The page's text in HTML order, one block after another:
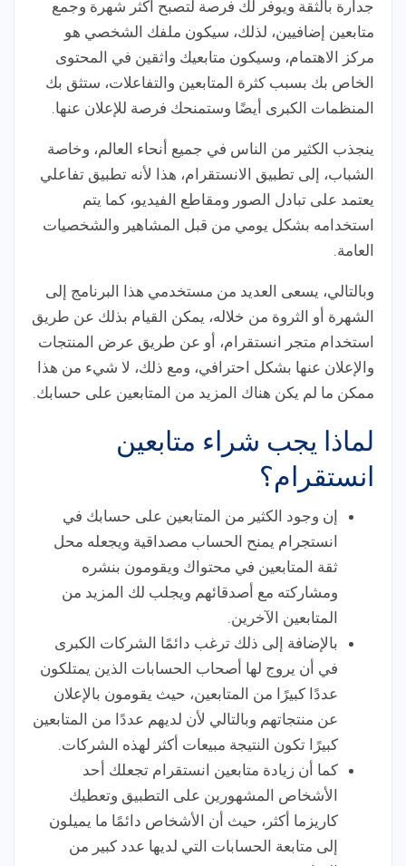
جدارة بالثقة ويوفر لك فرصة لتصبح أكثر شهرة وجمع
متابعين إضافيين، لذلك، سيكون ملفك الشخصي هو
مركز الاهتمام، وسيكون متابعيك واثقين في المحتوى
الخاص بك بسبب كثرة المتابعين والتفاعلات، ستثق بك
المنظمات الكبرى أيضًا وستمنحك فرصة للإعلان عنها.
ينجذب الكثير من الناس في جميع أنحاء العالم، وخاصة
الشباب، إلى تطبيق الانستقرام، هذا لأنه تطبيق تفاعلي
يعتمد على تبادل الصور ومقاطع الفيديو، كما يتم
استخدامه بشكل يومي من قبل المشاهير والشخصيات
العامة.
وبالتالي، يسعى العديد من مستخدمي هذا البرنامج إلى
الشهرة أو الثروة من خلاله، يمكن القيام بذلك عن طريق
استخدام متجر انستقرام، أو عن طريق عرض المنتجات
والإعلان عنها بشكل احترافي، ومع ذلك، لا شيء من هذا
ممكن ما لم يكن هناك المزيد من المتابعين على حسابك.
لماذا يجب شراء متابعين
انستقرام؟
إن وجود الكثير من المتابعين على حسابك في
انستجرام يمنح الحساب مصداقية ويجعله محل
ثقة المتابعين في محتواك ويقومون بنشره
ومشاركته مع أصدقائهم ويجلب لك المزيد من
المتابعين الآخرين.
بالإضافة إلى ذلك ترغب دائمًا الشركات الكبرى
في أن يروج لها أصحاب الحسابات الذين يمتلكون
عددًا كبيرًا من المتابعين، حيث يقومون بالإعلان
عن منتجاتهم وبالتالي لأن لديهم عددًا من المتابعين
كبيرًا تكون النتيجة مبيعات أكثر لهذه الشركات.
كما أن زيادة متابعين انستقرام تجعلك أحد
الأشخاص المشهورين على التطبيق وتعطيك
كاريزما أكثر، حيث أن الأشخاص دائمًا ما يميلون
إلى متابعة الحسابات التي لديها عدد كبير من